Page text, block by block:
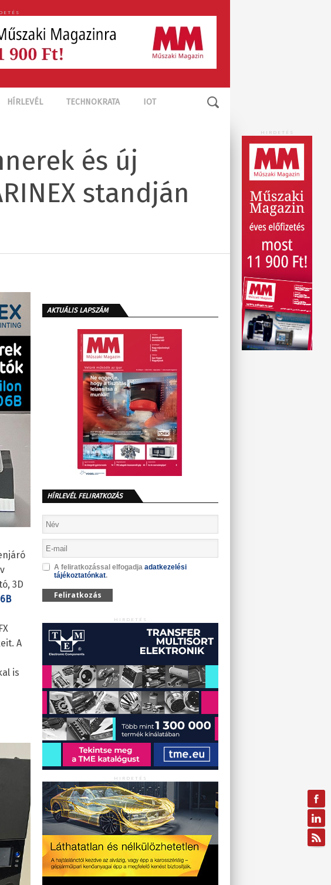
HÍRLEVÉL TECHNOKRATA IOT
HIRDETÉS
és új
standján
3D
A
is
AKTUÁLIS LAPSZÁM
HÍRLEVÉL FELIRATKOZÁS
A feliratkozással elfogadja adatkezelési
tájékoztatónkat.
Feliratkozás
HIRDETÉS
HIRDETÉS